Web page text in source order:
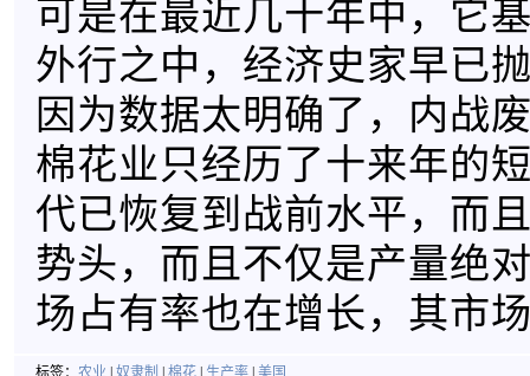
可是在最近几十年中，它
外行之中，经济史家早已
因为数据太明确了，内战
棉花业只经历了十来年的
代已恢复到战前水平，而
势头，而且不仅是产量绝
场占有率也在增长，其市